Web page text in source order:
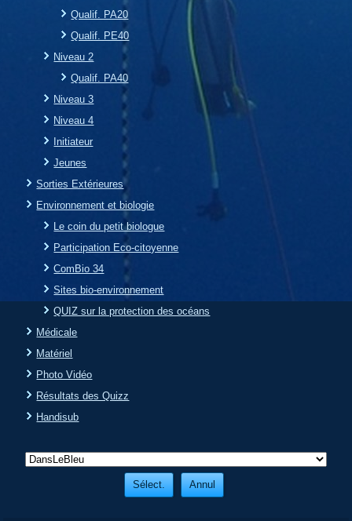
Qualif. PA20
Qualif. PE40
Niveau 2
Qualif. PA40
Niveau 3
Niveau 4
Initiateur
Jeunes
Sorties Extérieures
Environnement et biologie
Le coin du petit biologue
Participation Eco-citoyenne
ComBio 34
Sites bio-environnement
QUIZ sur la protection des océans
Médicale
Matériel
Photo Vidéo
Résultats des Quizz
Handisub